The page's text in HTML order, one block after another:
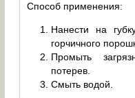
Способ применения:
Нанести на
горчичного
Промыть
потерев.
Смыть водой.